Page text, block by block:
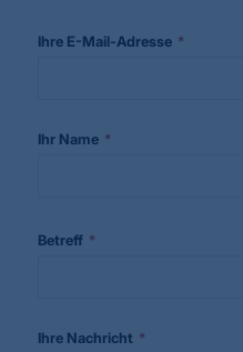
Ihre E-Mail-Adresse *
Ihr Name *
Betreff *
Ihre Nachricht *